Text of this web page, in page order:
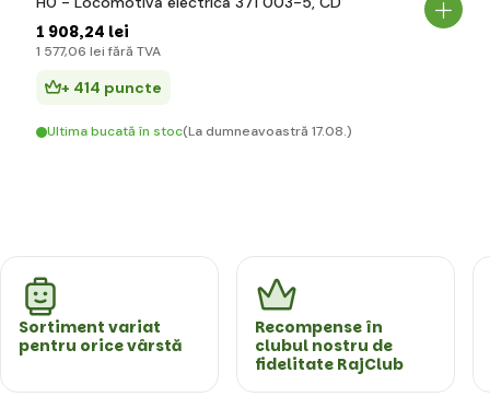
1 908,24 lei
1 577,06 lei fără TVA
+ 414 puncte
Ultima bucată în stoc(La dumneavoastră 17.08.)
Sortiment variat
pentru orice vârstă
Recompense în
clubul nostru de
fidelitate RajClub